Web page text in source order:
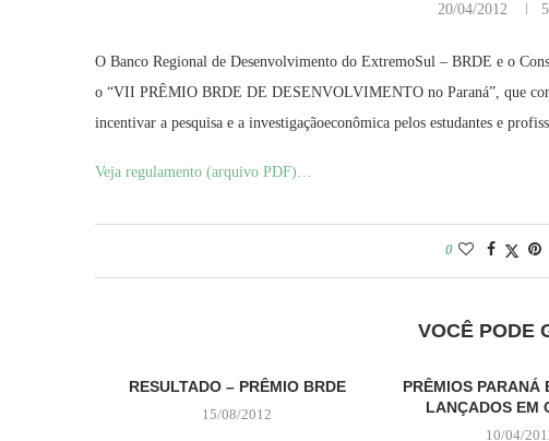
20/04/2012
O Banco Regional de Desenvolvimento do ExtremoSul – BRDE e o
o “VII PRÊMIO BRDE DE DESENVOLVIMENTO no Paraná”, que
incentivar a pesquisa e a investigaçãoeconômica pelos estudantes e
Veja regulamento (arquivo PDF)…
0
VOCÊ PODE
RESULTADO – PRÊMIO BRDE
15/08/2012
PRÊMIOS PARANÁ
LANÇADOS EM
10/04/